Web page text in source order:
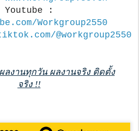
Youtube :
Workgroup2550
@workgroup2550
ลงานทุกวัน ผลงานจริง ติดตั้ง
จริง !!